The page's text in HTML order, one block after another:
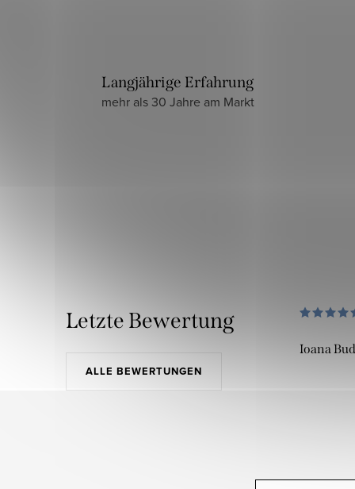
Langjährige Erfahrung
mehr als 30 Jahre am Markt
Letzte Bewertung
ALLE BEWERTUNGEN
Ioana